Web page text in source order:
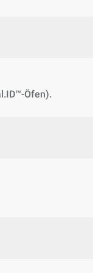
Öfen).